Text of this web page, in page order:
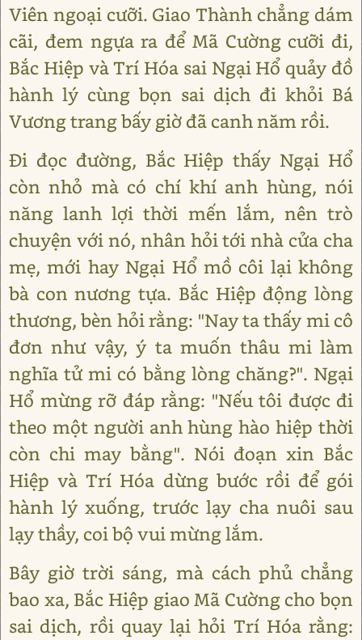
Viên ngoại cưỡi. Giao Thành chẳng dám
cãi, đem ngựa ra để Mã Cường cưỡi đi,
Bắc Hiệp và Trí Hóa sai Ngại Hổ quảy đồ
hành lý cùng bọn sai dịch đi khỏi Bá
Vương trang bấy giờ đã canh năm rồi.
Đi đọc đường, Bắc Hiệp thấy Ngại Hổ
còn nhỏ mà có chí khí anh hùng, nói
năng lanh lợi thời mến lắm, nên trò
chuyện với nó, nhân hỏi tới nhà cửa cha
mẹ, mới hay Ngại Hổ mồ côi lại không
bà con nương tựa. Bắc Hiệp động lòng
thương, bèn hỏi rằng: "Nay ta thấy mi cô
đơn như vậy, ý ta muốn thâu mi làm
nghĩa tử mi có bằng lòng chăng?". Ngại
Hổ mừng rỡ đáp rằng: "Nếu tôi được đi
theo một người anh hùng hào hiệp thời
còn chi may bằng". Nói đoạn xin Bắc
Hiệp và Trí Hóa dừng bước rồi để gói
hành lý xuống, trước lạy cha nuôi sau
lạy thầy, coi bộ vui mừng lắm.
Bây giờ trời sáng, mà cách phủ chẳng
bao xa, Bắc Hiệp giao Mã Cường cho bọn
sai dịch, rồi quay lại hỏi Trí Hóa rằng: